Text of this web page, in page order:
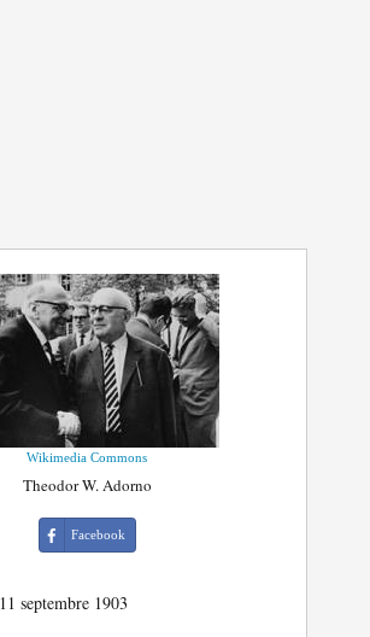
Wikimedia Commons
Theodor W. Adorno
Facebook
11 septembre 1903